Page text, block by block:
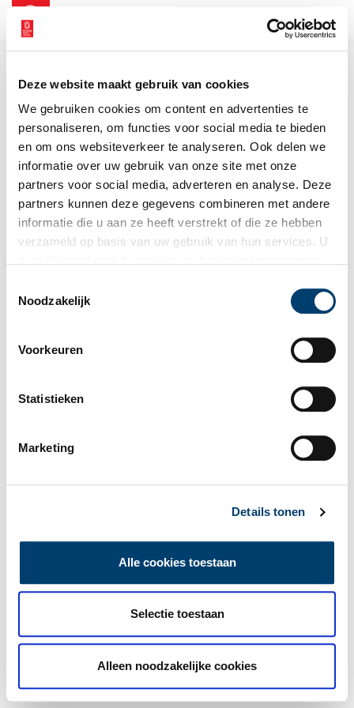
Deze website maakt gebruik van cookies
We gebruiken cookies om content en advertenties te
personaliseren, om functies voor social media te bieden
en om ons websiteverkeer te analyseren. Ook delen we
informatie over uw gebruik van onze site met onze
partners voor social media, adverteren en analyse. Deze
partners kunnen deze gegevens combineren met andere
informatie die u aan ze heeft verstrekt of die ze hebben
verzameld op basis van uw gebruik van hun services. U
Noodzakelijk
Voorkeuren
Statistieken
Marketing
Details tonen
Alle cookies toestaan
Selectie toestaan
Alleen noodzakelijke cookies